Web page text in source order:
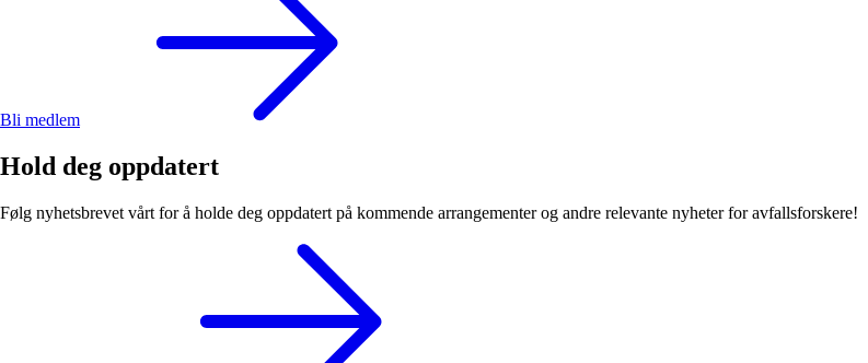
Bli medlem
Hold deg oppdatert
Følg nyhetsbrevet vårt for å holde deg oppdatert på kommende arrangementer og andre relevante nyheter for avfallsforskere!